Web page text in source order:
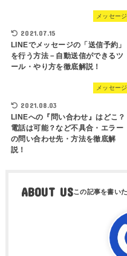
メッセージ
2021.07.15
LINEでメッセージの「送信予約」
を行う方法－自動送信ができるツ
ール・やり方を徹底解説！
メッセージ
2021.08.03
LINEへの『問い合わせ』はどこ？
電話は可能？など不具合・エラー
の問い合わせ先・方法を徹底解
説！
ABOUT US